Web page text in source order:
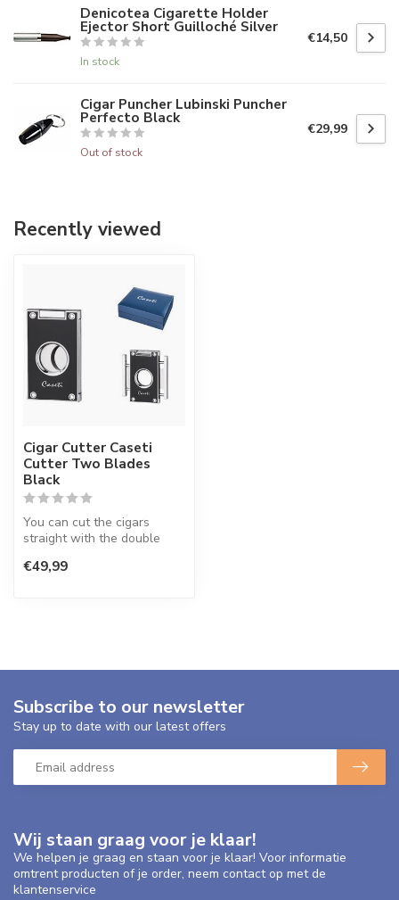
Denicotea Cigarette Holder
Ejector Short Guilloché Silver
In stock
€14,50
Cigar Puncher Lubinski Puncher
Perfecto Black
Out of stock
€29,99
Recently viewed
Cigar Cutter Caseti
Cutter Two Blades
Black
You can cut the cigars
straight with the double
cigars...
€49,99
Wij staan graag voor je klaar!
We helpen je graag en staan voor je klaar! Voor informatie
omtrent producten of je order, neem contact op met de
klantenservice
Subscribe to our newsletter
Stay up to date with our latest offers